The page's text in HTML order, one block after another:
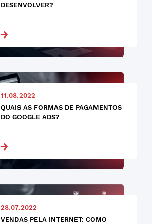
DESENVOLVER?
11.08.2022
QUAIS AS FORMAS DE PAGAMENTOS
DO GOOGLE ADS?
28.07.2022
VENDAS PELA INTERNET: COMO